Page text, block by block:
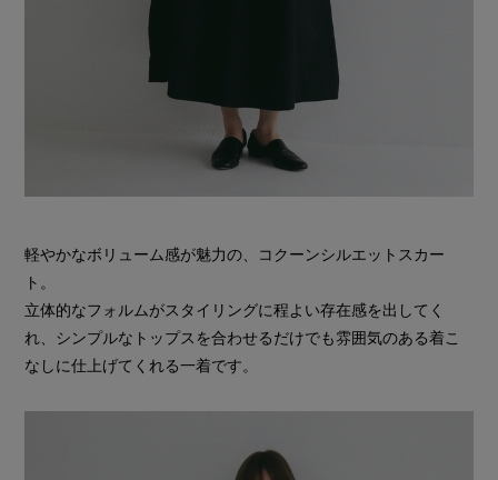
軽やかなボリューム感が魅力の、コクーンシルエットスカー
ト。
立体的なフォルムがスタイリングに程よい存在感を出してく
れ、シンプルなトップスを合わせるだけでも雰囲気のある着こ
なしに仕上げてくれる一着です。